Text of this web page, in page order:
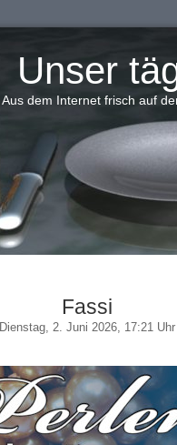
Unser
Aus dem Internet frisch auf
Fassi
Dienstag, 2. Juni 2026, 17:21 Uhr